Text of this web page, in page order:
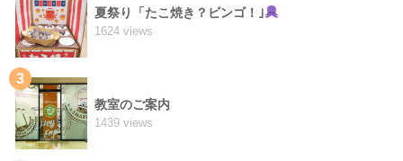
夏祭り「たこ焼き？ビンゴ！｣
1624 views
3
教室のご案内
1439 views